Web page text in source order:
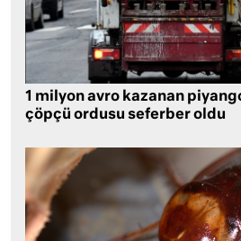
1 milyon avro kazanan
çöpçü ordusu seferber oldu